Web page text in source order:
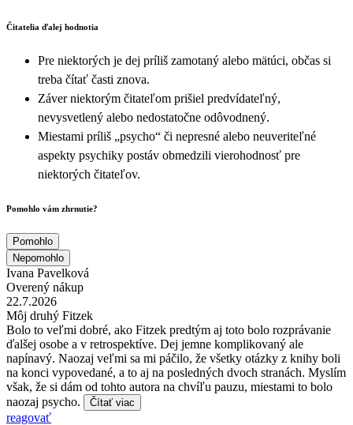
Čitatelia ďalej hodnotia
Pre niektorých je dej príliš zamotaný alebo mätúci, občas si
treba čítať časti znova.
Záver niektorým čitateľom prišiel predvídateľný,
nevysvetlený alebo nedostatočne odôvodnený.
Miestami príliš „psycho“ či nepresné alebo neuveriteľné
aspekty psychiky postáv obmedzili vierohodnosť pre
niektorých čitateľov.
Pomohlo vám zhrnutie?
Pomohlo
Nepomohlo
Ivana Pavelková
Overený nákup
22.7.2026
Môj druhý Fitzek
Bolo to veľmi dobré, ako Fitzek predtým aj toto bolo rozprávanie
ďalšej osobe a v retrospektíve. Dej jemne komplikovaný ale
napínavý. Naozaj veľmi sa mi páčilo, že všetky otázky z knihy boli
na konci vypovedané, a to aj na posledných dvoch stranách. Myslím
však, že si dám od tohto autora na chvíľu pauzu, miestami to bolo
naozaj psycho.
Čítať viac
reagovať